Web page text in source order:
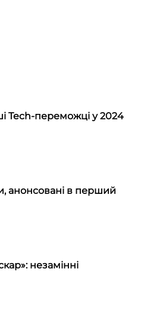
Tech-переможці у 2024
анонсовані в перший
незамінні